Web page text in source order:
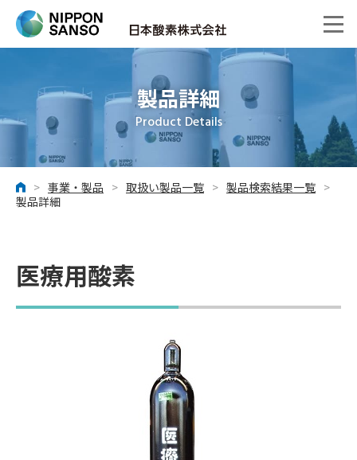
製品詳細
Product Details
ホーム
> 事業・製品 > 取扱い製品一覧 > 製品検索結果一覧 >
製品詳細
医療用酸素